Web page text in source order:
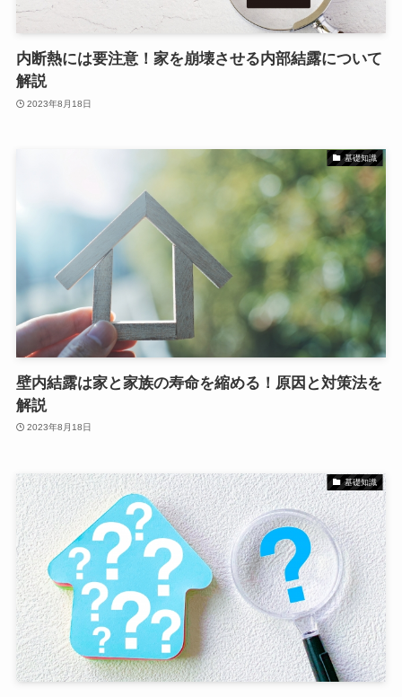
内断熱には要注意！家を崩壊させる内部結露について
解説
2023年8月18日
基礎知識
壁内結露は家と家族の寿命を縮める！原因と対策法を
解説
2023年8月18日
基礎知識